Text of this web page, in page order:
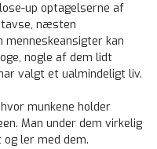
up optagelserne af
næsten
menneskeansigter kan
nogle af dem lidt
valgt et ualmindeligt liv.
munkene holder
Man under dem virkelig
ler med dem.